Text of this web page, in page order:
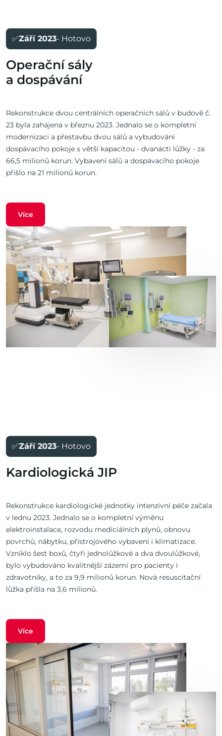
✅Září 2023- Hotovo
Operační sály
a dospávání
Rekonstrukce dvou centrálních operačních sálů v budově č.
23 byla zahájena v březnu 2023. Jednalo se o kompletní
modernizaci a přestavbu dvou sálů a vybudování
dospávacího pokoje s větší kapacitou - dvanácti lůžky - za
66,5 milionů korun. Vybavení sálů a dospávacího pokoje
přišlo na 21 milionů korun.
Více
✅Září 2023- Hotovo
Kardiologická JIP
Rekonstrukce kardiologické jednotky intenzivní péče začala
v lednu 2023. Jednalo se o kompletní výměnu
elektroinstalace, rozvodu mediciálních plynů, obnovu
povrchů, nábytku, přístrojového vybavení i klimatizace.
Vzniklo šest boxů, čtyři jednolůžkové a dva dvoulůžkové,
bylo vybudováno kvalitnější zázemí pro pacienty i
zdravotníky, a to za 9,9 milionů korun. Nová resuscitační
lůžka přišla na 3,6 milionů.
Více